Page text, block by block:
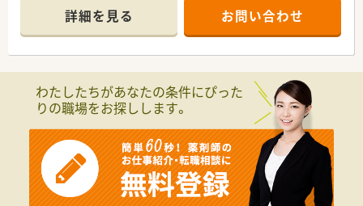
なる業務です。
■薬剤師2名体制で、専門の助手が2名おり、連携して業務を進め
ていきます。
■1972年に開設以来、北後志地区の中核として精神医療を支え
てきた病院です。
■地域の高齢化に対応するため、物忘れ外来など老人性精神医療
■時代のニーズに合ったリハビリを取り入れ、良質な精神医療の
提供を目指します。
【勤務実態について】
■勤務時間は16時30分までとなっており、残業はほとんど発生
詳細を見る お問い合わせ
わたしたちがあなたの条件にぴった
りの職場をお探しします。